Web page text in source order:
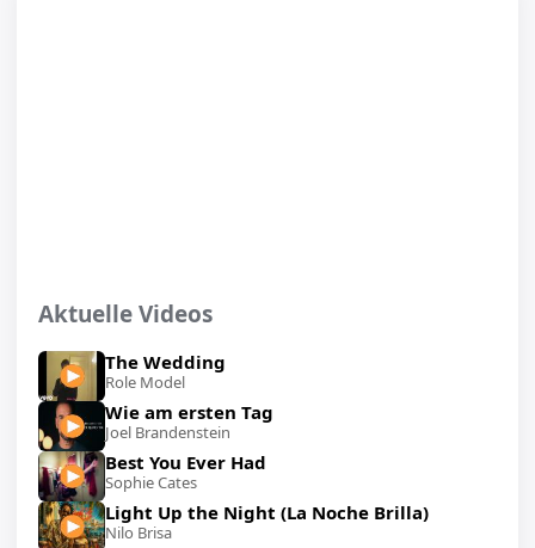
Aktuelle Videos
The Wedding
Role Model
Wie am ersten Tag
Joel Brandenstein
Best You Ever Had
Sophie Cates
Light Up the Night (La Noche Brilla)
Nilo Brisa